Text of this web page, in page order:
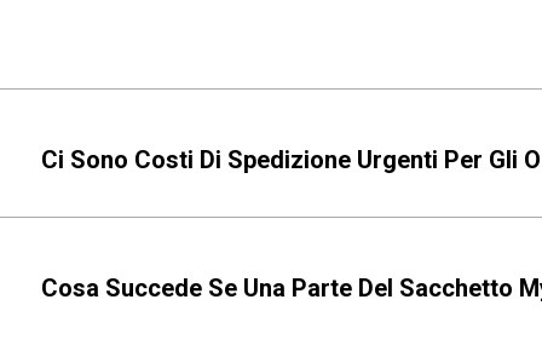
Ci Sono Costi Di Spedizione Urgenti Per Gli
Cosa Succede Se Una Parte Del Sacchetto